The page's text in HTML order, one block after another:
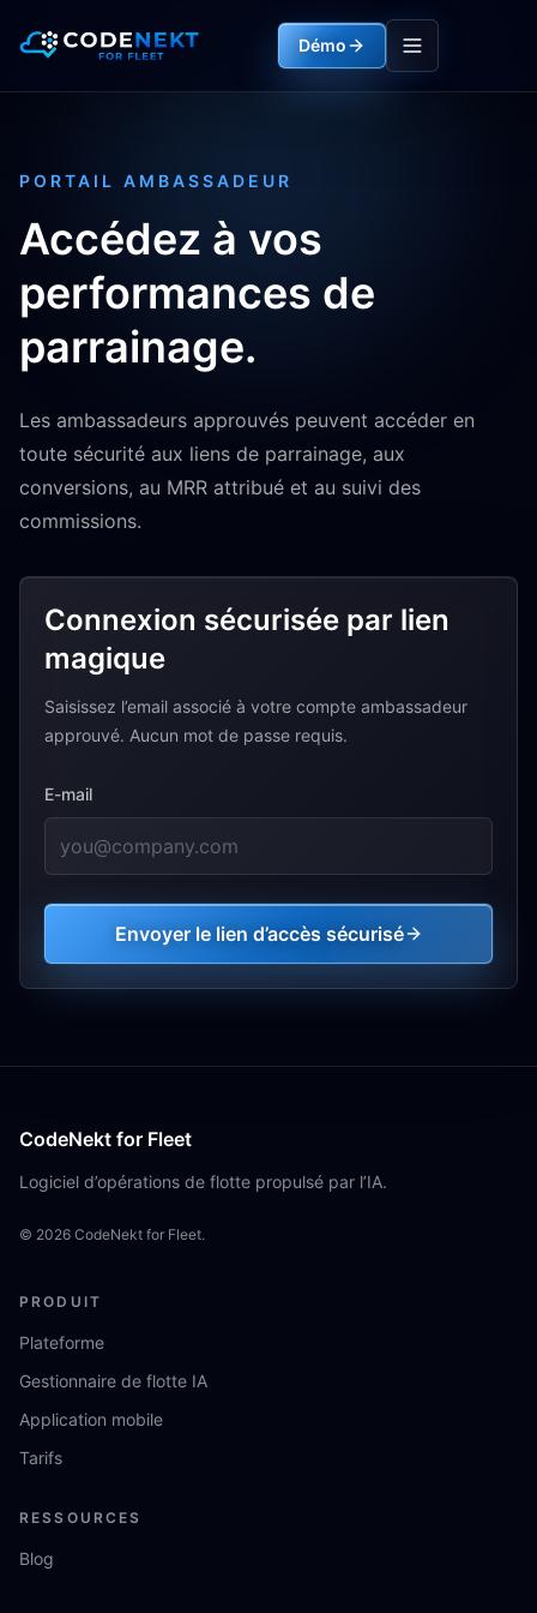
Démo
PORTAIL AMBASSADEUR
Accédez à vos
performances de
parrainage.
Les ambassadeurs approuvés peuvent accéder en
toute sécurité aux liens de parrainage, aux
conversions, au MRR attribué et au suivi des
commissions.
Connexion sécurisée par lien
magique
Saisissez l’email associé à votre compte ambassadeur
approuvé. Aucun mot de passe requis.
E-mail
Envoyer le lien d’accès sécurisé
CodeNekt for Fleet
Logiciel d’opérations de flotte propulsé par l’IA.
© 2026 CodeNekt for Fleet.
PRODUIT
Plateforme
Gestionnaire de flotte IA
Application mobile
Tarifs
RESSOURCES
Blog